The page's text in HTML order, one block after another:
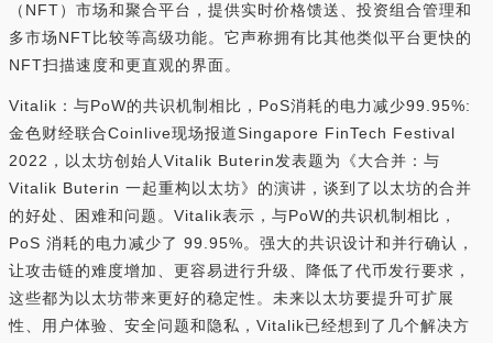
（NFT）市场和聚合平台，提供实时价格馈送、投资组合管理和
多市场NFT比较等高级功能。它声称拥有比其他类似平台更快的
NFT扫描速度和更直观的界面。
Vitalik：与PoW的共识机制相比，PoS消耗的电力减少99.95%:
金色财经联合Coinlive现场报道Singapore FinTech Festival
2022，以太坊创始人Vitalik Buterin发表题为《大合并：与
Vitalik Buterin 一起重构以太坊》的演讲，谈到了以太坊的合并
的好处、困难和问题。Vitalik表示，与PoW的共识机制相比，
PoS 消耗的电力减少了 99.95%。强大的共识设计和并行确认，
让攻击链的难度增加、更容易进行升级、降低了代币发行要求，
这些都为以太坊带来更好的稳定性。未来以太坊要提升可扩展
性、用户体验、安全问题和隐私，Vitalik已经想到了几个解决方